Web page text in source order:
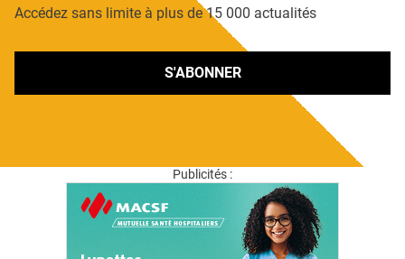
Accédez sans limite à plus de 15 000 actualités
S'ABONNER
Publicités :